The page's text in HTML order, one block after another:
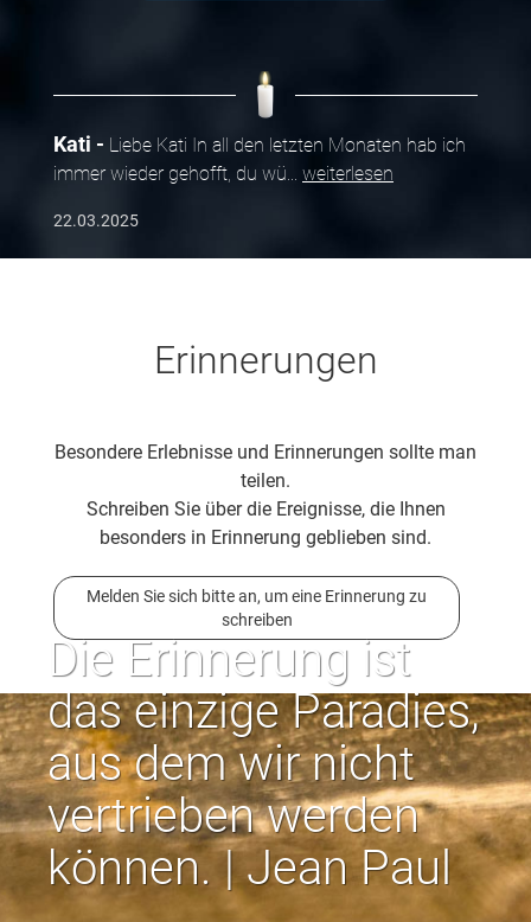
Kati
Liebe Kati In all den letzten Monaten hab ich
immer wieder gehofft, du wü
weiterlesen
22.03.2025
Erinnerungen
Besondere Erlebnisse und Erinnerungen sollte man
teilen.
Schreiben Sie über die Ereignisse, die Ihnen
besonders in Erinnerung geblieben sind.
Melden Sie sich bitte an, um eine Erinnerung zu
schreiben
Die Erinnerung ist
das einzige Paradies,
aus dem wir nicht
vertrieben werden
können. | Jean Paul